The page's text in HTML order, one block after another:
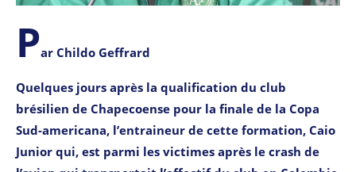
Par Childo Geffrard
Quelques jours après la qualification du club
brésilien de Chapecoense pour la finale de la Copa
Sud-americana, l’entraineur de cette formation, Caio
Junior qui, est parmi les victimes après le crash de